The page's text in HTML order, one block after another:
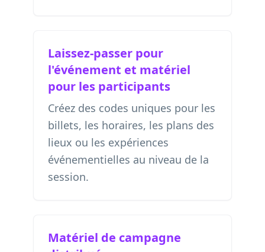
Laissez-passer pour
l'événement et matériel
pour les participants
Créez des codes uniques pour les
billets, les horaires, les plans des
lieux ou les expériences
événementielles au niveau de la
session.
Matériel de campagne